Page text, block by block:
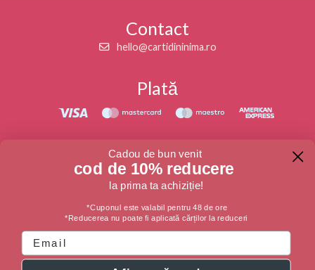
Contact
hello@cartidininima.ro
Plată
American Express
Urmăriți-ne
Întrebări frecvente
Livrare
Cadou de bun venit
cod de 10% reducere
la prima ta achiziție!
*Cuponul este valabil pentru 48 de ore
*Reducerea nu poate fi aplicată cărților la reduceri
Email